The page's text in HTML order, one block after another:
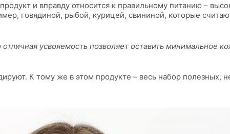
и вправду относится к правильному питанию –
говядиной, рыбой, курицей, свининой, которые
усвояемость позволяет оставить минимальное
К тому же в этом продукте – весь набор полезных,